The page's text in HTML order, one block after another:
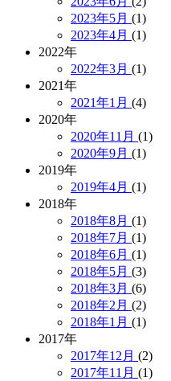
2023年5月 (1)
2023年4月 (1)
2022年
2022年3月 (1)
2021年
2021年1月 (4)
2020年
2020年11月 (1)
2020年9月 (1)
2019年
2019年4月 (1)
2018年
2018年8月 (1)
2018年7月 (1)
2018年6月 (1)
2018年5月 (3)
2018年3月 (6)
2018年2月 (2)
2018年1月 (1)
2017年
2017年12月 (2)
2017年11月 (1)